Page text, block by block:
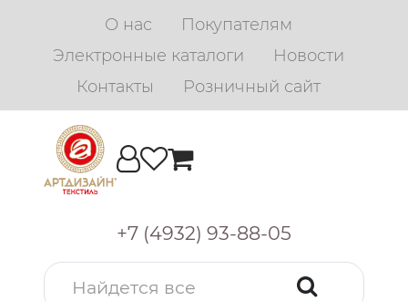
О нас
Покупателям
Электронные каталоги
Новости
Контакты
Розничный сайт
+7 (4932) 93-88-05